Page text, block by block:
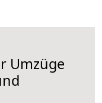
Umzüge